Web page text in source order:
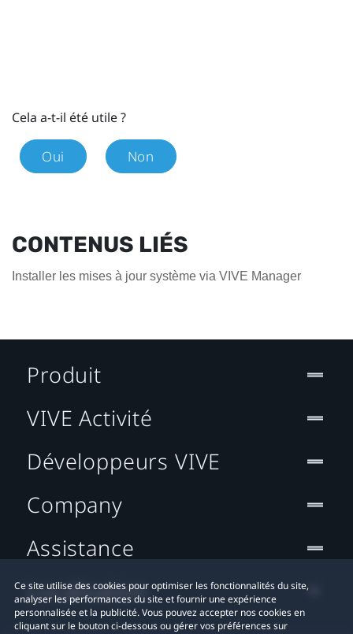
Cela a-t-il été utile ?
Oui Non
CONTENUS LIÉS
Installer les mises à jour système via VIVE Manager
Ce site utilise des cookies pour optimiser les fonctionnalités du site,
analyser les performances du site et fournir une expérience
personnalisée et la publicité. Vous pouvez accepter nos cookies en
cliquant sur le bouton ci-dessous ou gérer vos préférences sur
Produit
VIVE Activité
Développeurs VIVE
Company
Assistance
Localisation